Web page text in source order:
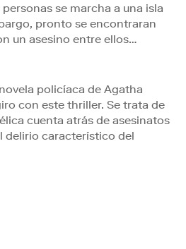
se marcha a una isla
pronto se encontraran
un asesino entre ellos…
policíaca de Agatha
con este thriller. Se trata de
cuenta atrás de asesinatos
delirio característico del